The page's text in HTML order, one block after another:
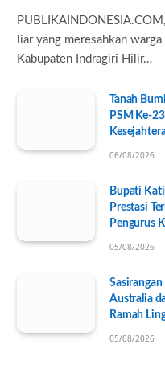
liar yang meresahkan
Kabupaten Indragiri Hilir…
Tanah
PSM Ke-
06/08/2026
Bupati
Prestasi
Pengurus
05/08/2026
Australia
Ramah
05/08/2026